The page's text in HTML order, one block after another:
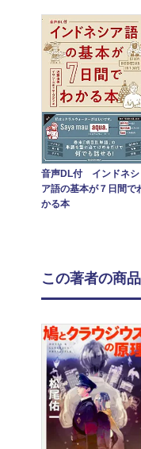
音声DL付 インドネシ
ア語の基本が７日間で
かる本
この著者の商品